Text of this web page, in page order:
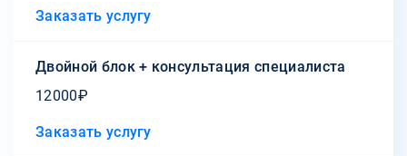
Заказать услугу
Двойной блок + консультация специалиста
12000₽
Заказать услугу